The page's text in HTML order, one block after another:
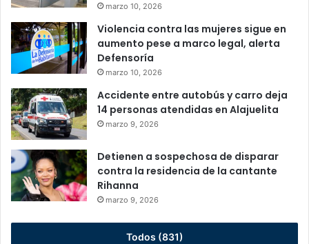
marzo 10, 2026
Violencia contra las mujeres sigue en
aumento pese a marco legal, alerta
Defensoría
marzo 10, 2026
Accidente entre autobús y carro deja
14 personas atendidas en Alajuelita
marzo 9, 2026
Detienen a sospechosa de disparar
contra la residencia de la cantante
Rihanna
marzo 9, 2026
Todos (831)